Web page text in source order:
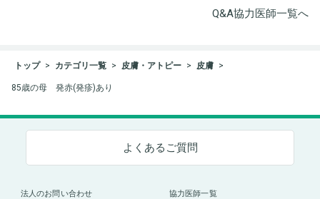
Q&A協力医師一覧へ
トップ カテゴリ一覧 皮膚・アトピー 皮膚
85歳の母 発赤(発疹)あり
よくあるご質問
法人のお問い合わせ 協力医師一覧